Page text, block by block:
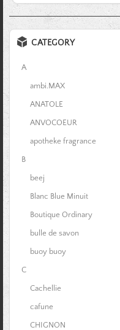
CATEGORY
A
ambi.MAX
ANATOLE
ANVOCOEUR
apotheke fragrance
B
beej
Blanc Blue Minuit
Boutique Ordinary
bulle de savon
buoy buoy
C
Cachellie
cafune
CHIGNON